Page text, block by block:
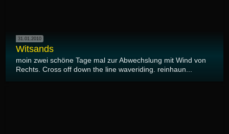
31.01.2010
Witsands
moin zwei schöne Tage mal zur Abwechslung mit Wind von
Rechts. Cross off down the line waveriding. reinhaun...